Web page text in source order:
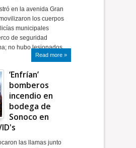
en la avenida Gran
los cuerpos
municipales
de seguridad
no hubo lesionados…
Read more »
‘Enfrían’
bomberos
incendio en
bodega de
Sonoco en
las llamas junto